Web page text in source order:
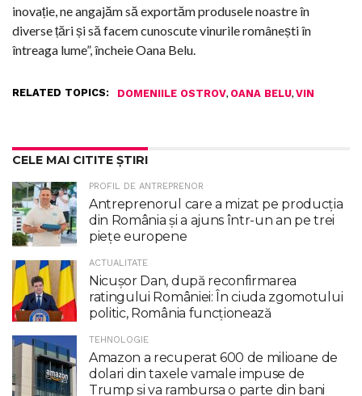
inovație, ne angajăm să exportăm produsele noastre în
diverse țări și să facem cunoscute vinurile românești în
întreaga lume”, încheie Oana Belu.
RELATED TOPICS: DOMENIILE OSTROV, OANA BELU, VIN
CELE MAI CITITE ȘTIRI
PROFIL DE ANTREPRENOR
Antreprenorul care a mizat pe producția
din România și a ajuns într-un an pe trei
piețe europene
ACTUALITATE
Nicuşor Dan, după reconfirmarea
ratingului României: În ciuda zgomotului
politic, România funcţionează
TEHNOLOGIE
Amazon a recuperat 600 de milioane de
dolari din taxele vamale impuse de
Trump şi va rambursa o parte din bani